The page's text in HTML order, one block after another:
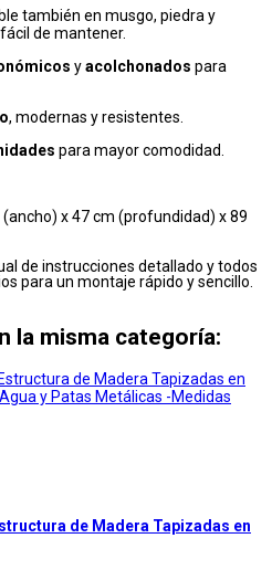
también en musgo, piedra y
de mantener.
yacolchonados para
, modernas y resistentes.
para mayor comodidad.
(ancho) x 47 cm (profundidad) x 89
de instrucciones detallado y todos
para un montaje rápido y sencillo.
la misma categoría:
de Madera Tapizadas en